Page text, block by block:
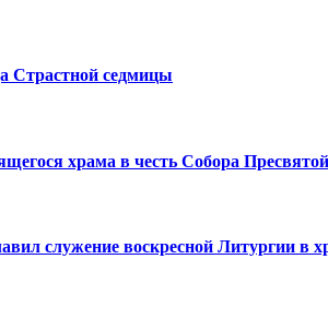
Страстной седмицы
храма в честь Собора
служение воскресной Литургии в